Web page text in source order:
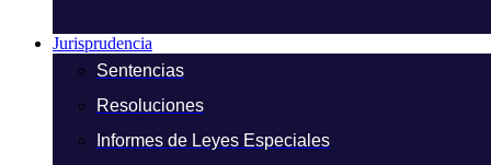
Jurisprudencia
Sentencias
Resoluciones
Informes de Leyes Especiales